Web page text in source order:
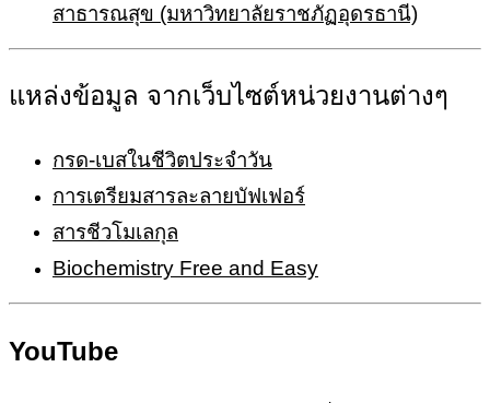
สาธารณสุข (มหาวิทยาลัยราชภัฏอุดรธานี)
แหล่งข้อมูล จากเว็บไซต์หน่วยงานต่างๆ
กรด-เบสในชีวิตประจำวัน
การเตรียมสารละลายบัฟเฟอร์
สารชีวโมเลกุล
Biochemistry Free and Easy
YouTube